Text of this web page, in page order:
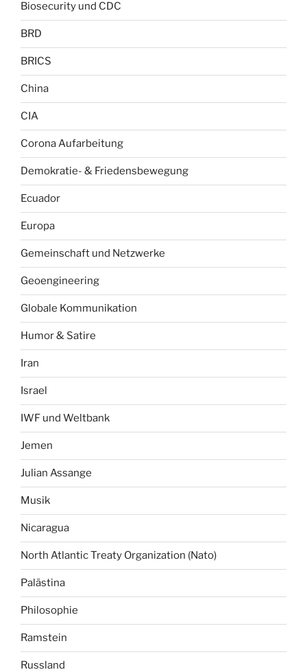
Biosecurity und CDC
BRD
BRICS
China
CIA
Corona Aufarbeitung
Demokratie- & Friedensbewegung
Ecuador
Europa
Gemeinschaft und Netzwerke
Geoengineering
Globale Kommunikation
Humor & Satire
Iran
Israel
IWF und Weltbank
Jemen
Julian Assange
Musik
Nicaragua
North Atlantic Treaty Organization (Nato)
Palästina
Philosophie
Ramstein
Russland